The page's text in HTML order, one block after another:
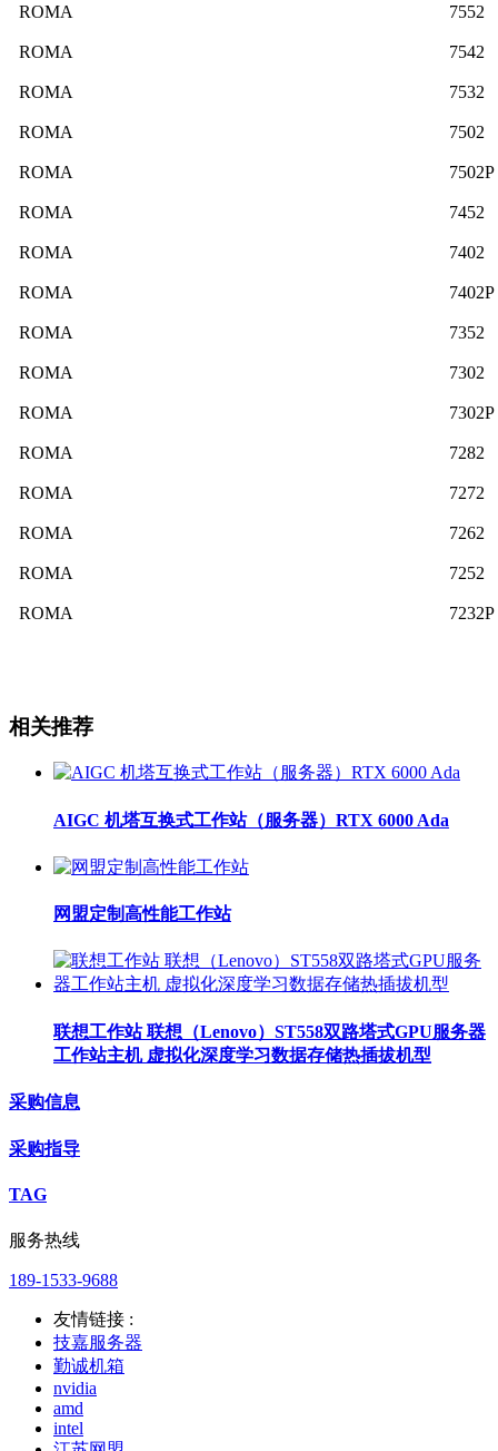
ROMA 7552
ROMA 7542
ROMA 7532
ROMA 7502
ROMA 7502P
ROMA 7452
ROMA 7402
ROMA 7402P
ROMA 7352
ROMA 7302
ROMA 7302P
ROMA 7282
ROMA 7272
ROMA 7262
ROMA 7252
ROMA 7232P
相关推荐
AIGC 机塔互换式工作站（服务器）RTX 6000 Ada
网盟定制高性能工作站
联想工作站 联想（Lenovo）ST558双路塔式GPU服务器
工作站主机 虚拟化深度学习数据存储热插拔机型
采购信息
采购指导
TAG
服务热线
189-1533-9688
友情链接 :
技嘉服务器
勤诚机箱
nvidia
amd
intel